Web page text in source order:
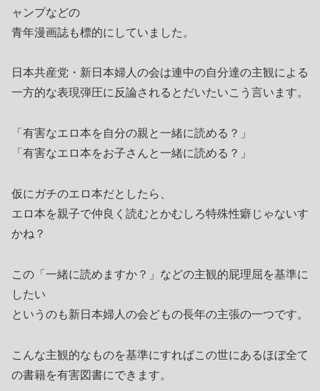
ャンプなどの
青年漫画誌も標的にしていました。
日本共産党・新日本婦人の会は連中の自分達の主観による
一方的な表現弾圧に反論されるとだいたいこう言います。
「有害なエロ本を自分の親と一緒に読める？」
「有害なエロ本をお子さんと一緒に読める？」
仮にガチのエロ本だとしたら、
エロ本を親子で仲良く読むとかむしろ特殊性癖じゃないす
かね？
この「一緒に読めますか？」などの主観的屁理屈を基準に
したい
というのも新日本婦人の会どもの長年の主張の一つです。
こんな主観的なものを基準にすればこの世にあるほぼ全て
の書籍を有害図書にできます。